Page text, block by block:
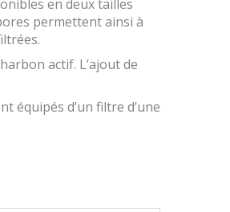
en deux tailles
permettent ainsi à
actif. L’ajout de
équipés d’un filtre d’une